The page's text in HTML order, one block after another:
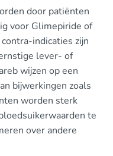
door patiënten
voor Glimepiride of
indicaties zijn
lever- of
wijzen op een
bijwerkingen zoals
worden sterk
te
over andere